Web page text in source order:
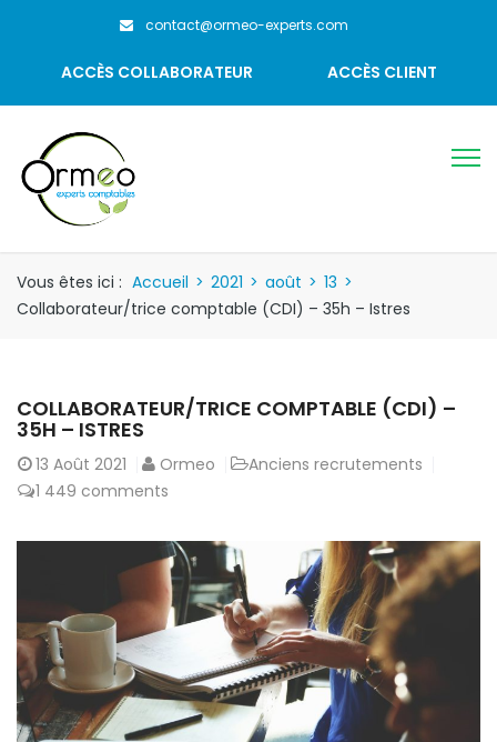
contact@ormeo-experts.com
ACCÈS COLLABORATEUR ACCÈS CLIENT
Vous êtes ici : Accueil > 2021 > août > 13 >
Collaborateur/trice comptable (CDI) – 35h – Istres
COLLABORATEUR/TRICE COMPTABLE (CDI) –
35H – ISTRES
13 Août 2021 Ormeo
Anciens recrutements
1 449 comments